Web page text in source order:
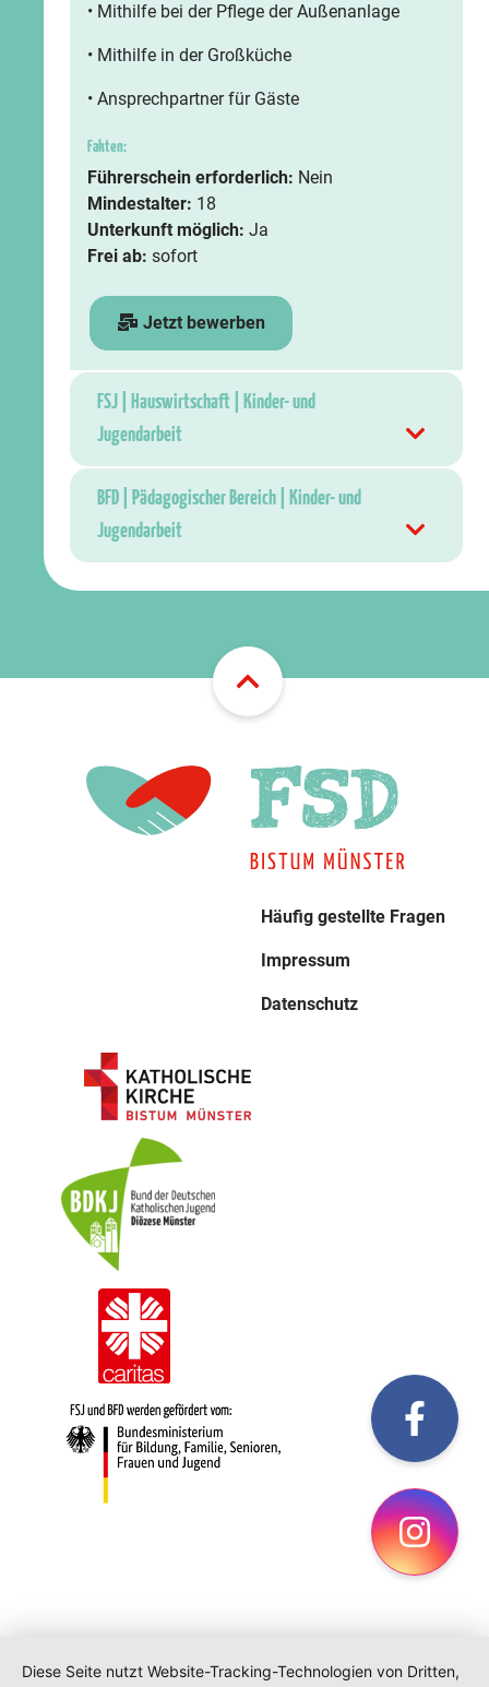
• Mithilfe bei der Pflege der Außenanlage
• Mithilfe in der Großküche
• Ansprechpartner für Gäste
Fakten:
Führerschein erforderlich: Nein
Mindestalter: 18
Unterkunft möglich: Ja
Frei ab: sofort
Jetzt bewerben
FSJ | Hauswirtschaft | Kinder- und
Jugendarbeit
BFD | Pädagogischer Bereich | Kinder- und
Jugendarbeit
Häufig gestellte Fragen
Impressum
Datenschutz
Diese Seite nutzt Website-Tracking-Technologien von Dritten,